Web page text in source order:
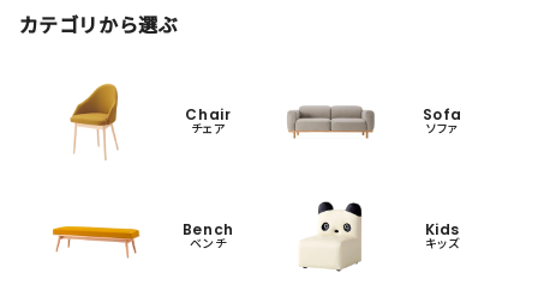
カテゴリから選ぶ
Chair
チェア
Sofa
ソファ
Bench
ベンチ
Kids
キッズ